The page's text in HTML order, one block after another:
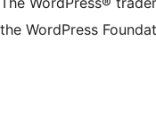
the WordPress